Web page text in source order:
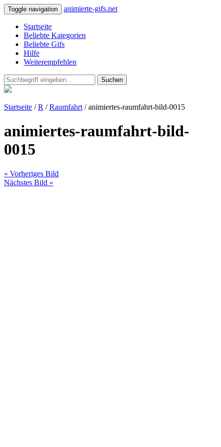
Toggle navigation animierte-gifs.net
Startseite
Beliebte Kategorien
Beliebte Gifs
Hilfe
Weiterempfehlen
Suchen
Startseite /R /Raumfahrt / animiertes-raumfahrt-bild-0015
animiertes-raumfahrt-bild-
0015
« Vorheriges Bild
Nächstes Bild »